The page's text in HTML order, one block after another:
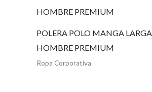
POLERA POLO MANGA LARGA
HOMBRE PREMIUM
Ropa Corporativa